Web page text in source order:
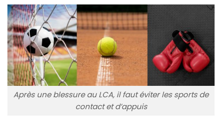
Après une blessure au LCA, il faut éviter les sports de
contact et d’appuis